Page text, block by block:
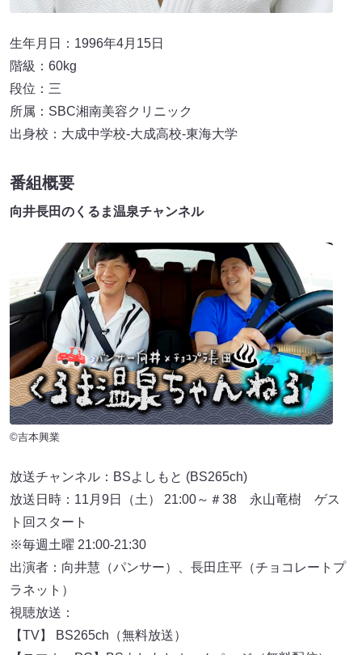
生年月日：1996年4月15日
階級：60kg
段位：三
所属：SBC湘南美容クリニック
出身校：大成中学校-大成高校-東海大学
番組概要
向井長田のくるま温泉チャンネル
©吉本興業
放送チャンネル：BSよしもと (BS265ch)
放送日時：11月9日（土） 21:00～＃38 永山竜樹 ゲス
ト回スタート
※毎週土曜 21:00-21:30
出演者：向井慧（パンサー）、長田庄平（チョコレートプ
ラネット）
視聴放送：
【TV】 BS265ch（無料放送）